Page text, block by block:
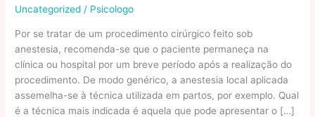
Uncategorized / Psicologo
Por se tratar de um procedimento cirúrgico feito sob
anestesia, recomenda-se que o paciente permaneça na
clínica ou hospital por um breve período após a realização do
procedimento. De modo genérico, a anestesia local aplicada
assemelha-se à técnica utilizada em partos, por exemplo. Qual
é a técnica mais indicada é aquela que pode apresentar o […]